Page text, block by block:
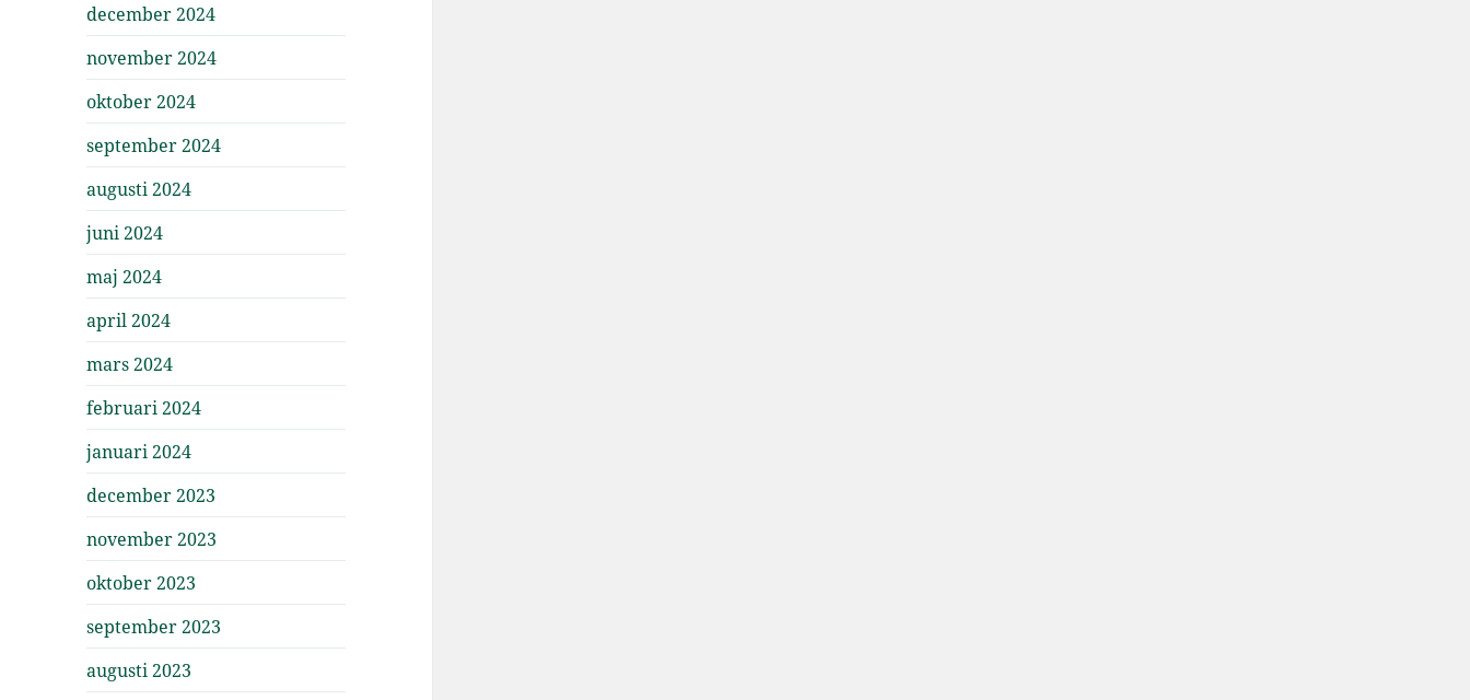
december 2024
november 2024
oktober 2024
september 2024
augusti 2024
juni 2024
maj 2024
april 2024
mars 2024
februari 2024
januari 2024
december 2023
november 2023
oktober 2023
september 2023
augusti 2023